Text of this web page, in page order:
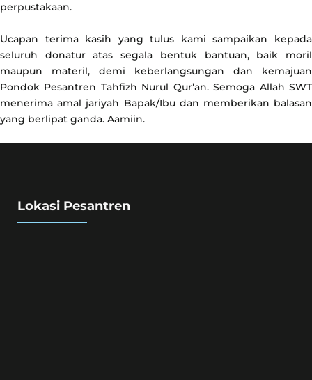
perpustakaan.
Ucapan terima kasih yang tulus kami sampaikan kepada
seluruh donatur atas segala bentuk bantuan, baik moril
maupun materil, demi keberlangsungan dan kemajuan
Pondok Pesantren Tahfizh Nurul Qur’an. Semoga Allah SWT
menerima amal jariyah Bapak/Ibu dan memberikan balasan
yang berlipat ganda. Aamiin.
Lokasi Pesantren